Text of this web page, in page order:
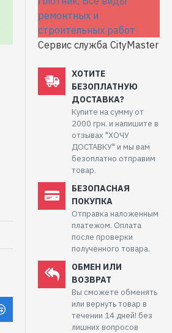
Сервис служба CityMaster
ХОТИТЕ
БЕЗОПЛАТНУЮ
ДОСТАВКА?
Купите на сумму от
2000 грн. и напишите в
отзывах "ХОЧУ
ДОСТАВКУ" и мы вам
безоплатно отправим
товар.
БЕЗОПАСНАЯ
ПОКУПКА
Отправка наложенным
платежом. Оплата
после проверки
полученного товара.
ОБМЕН ИЛИ
ВОЗВРАТ
Вы сможете обменять
или вернуть товар в
течении 14 дней! без
лишних вопросов